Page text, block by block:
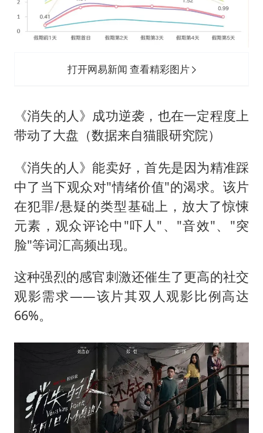
打开网易新闻 查看精彩图片
《消失的人》成功逆袭，也在一定程度上
带动了大盘（数据来自猫眼研究院）
《消失的人》能卖好，首先是因为精准踩
中了当下观众对"情绪价值"的渴求。该片
在犯罪/悬疑的类型基础上，放大了惊悚
元素，观众评论中"吓人"、"音效"、"突
脸"等词汇高频出现。
这种强烈的感官刺激还催生了更高的社交
观影需求——该片其双人观影比例高达
66%。